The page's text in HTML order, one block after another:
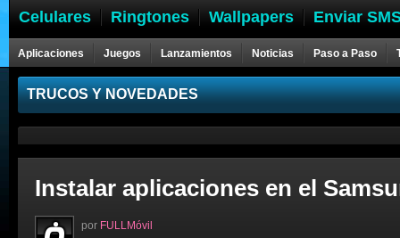
Celulares Ringtones Wallpapers Enviar
Aplicaciones Juegos Lanzamientos Noticias Paso a Paso
Celulares
TRUCOS Y NOVEDADES
Instalar aplicaciones en el
por FULLMóvil